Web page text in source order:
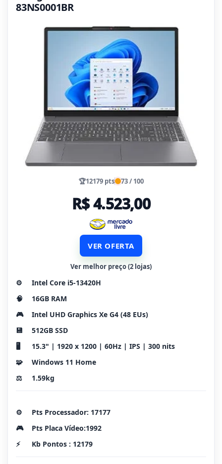
83NS0001BR
🏆12179 pts 73 / 100
R$ 4.523,00
VER OFERTA
Ver melhor preço (2 lojas)
⚙️
Intel Core i5-13420H
🧠
16GB RAM
🎮
Intel UHD Graphics Xe G4 (48 EUs)
💾
512GB SSD
🖥️
15.3" | 1920 x 1200 | 60Hz | IPS | 300 nits
🧩
Windows 11 Home
⚖️
1.59kg
⚙️
Pts Processador: 17177
🎮
Pts Placa Vídeo:1992
⚡
Kb Pontos : 12179